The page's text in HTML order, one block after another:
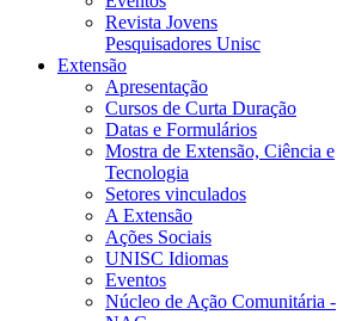
Revista Jovens
Pesquisadores Unisc
Extensão
Apresentação
Cursos de Curta Duração
Datas e Formulários
Mostra de Extensão, Ciência e
Tecnologia
Setores vinculados
A Extensão
Ações Sociais
UNISC Idiomas
Eventos
Núcleo de Ação Comunitária -